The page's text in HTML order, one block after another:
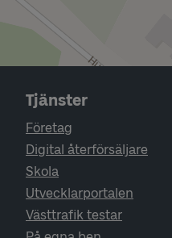
Tjänster
Företag
Digital återförsäljare
Skola
Utvecklarportalen
Västtrafik testar